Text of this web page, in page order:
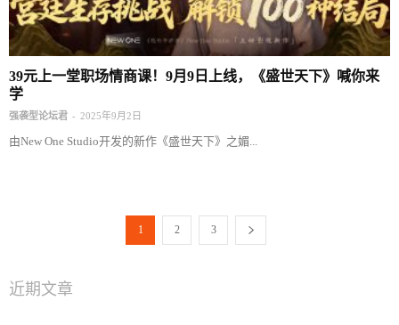
39元上一堂职场情商课！9月9日上线，《盛世天下》喊你来
学
强袭型论坛君 - 2025年9月2日
由New One Studio开发的新作《盛世天下》之媚...
1 2 3
近期文章